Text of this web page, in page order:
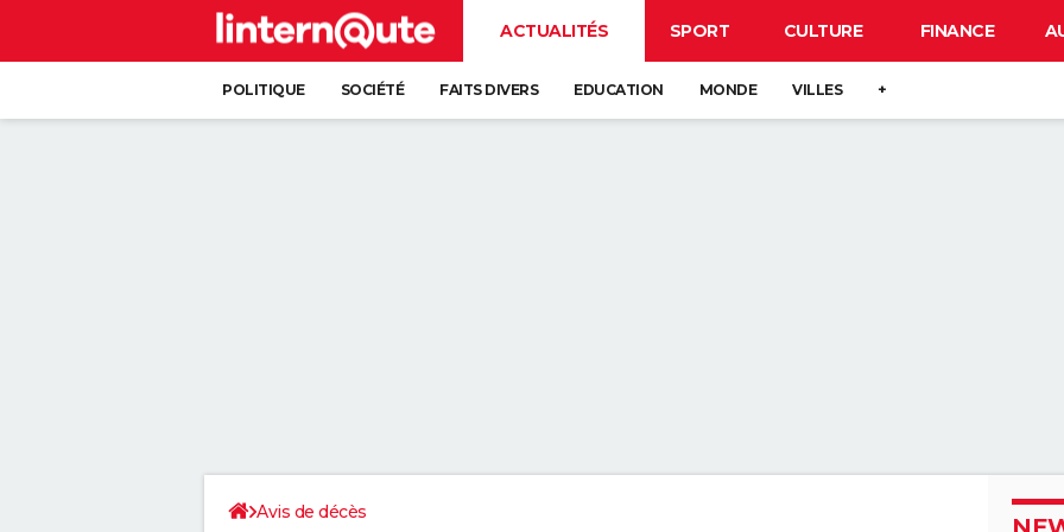
ACTUALITÉS SPORT CULTURE FINANCE
POLITIQUE SOCIÉTÉ FAITS DIVERS EDUCATION MONDE VILLES +
Avis de décès